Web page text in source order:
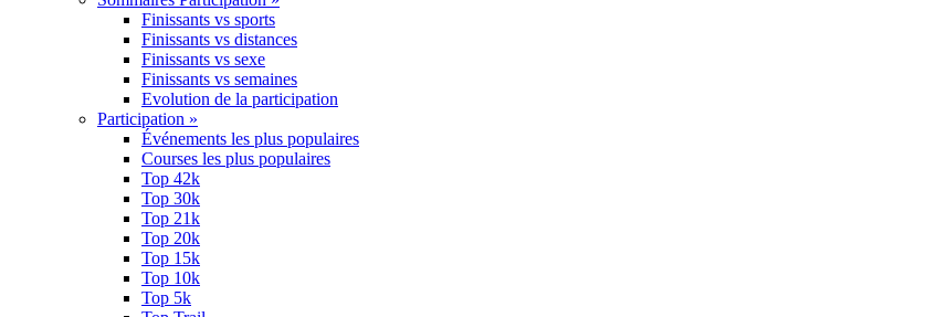
Finissants vs sports
Finissants vs distances
Finissants vs sexe
Finissants vs semaines
Evolution de la participation
Participation »
Événements les plus populaires
Courses les plus populaires
Top 42k
Top 30k
Top 21k
Top 20k
Top 15k
Top 10k
Top 5k